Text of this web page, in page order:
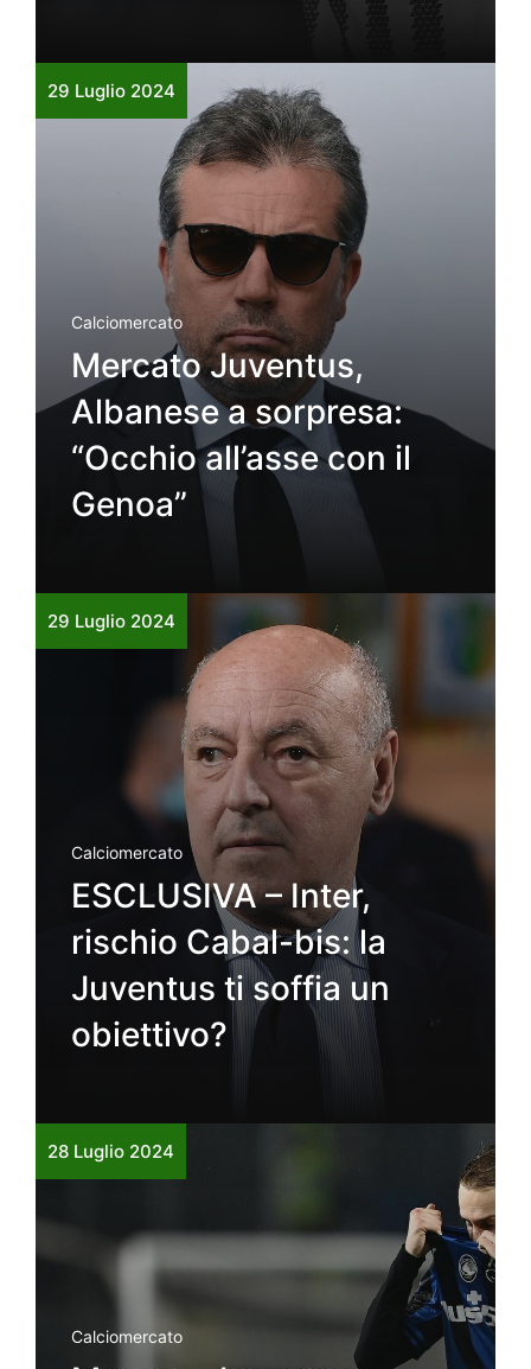
29 Luglio 2024
Calciomercato
Mercato Juventus,
Albanese a sorpresa:
“Occhio all’asse con il
Genoa”
29 Luglio 2024
Calciomercato
ESCLUSIVA – Inter,
rischio Cabal-bis: la
Juventus ti soffia un
obiettivo?
28 Luglio 2024
Calciomercato